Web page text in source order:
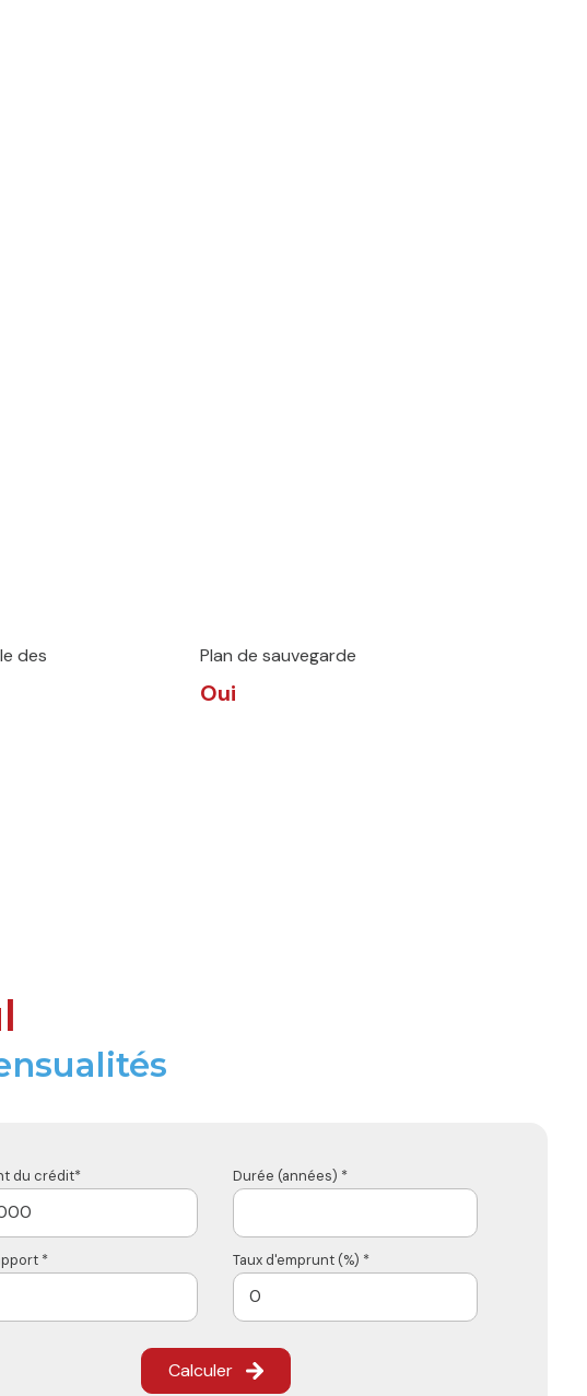
des
Plan de sauvegarde
Oui
du crédit* Durée (années) *
* Taux d'emprunt (%) *
Calculer